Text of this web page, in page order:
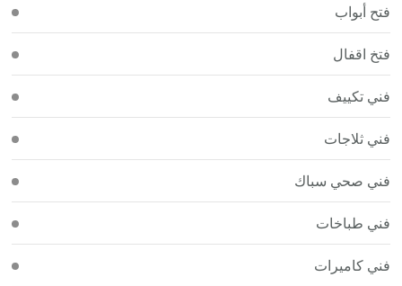
فتح أبواب
فتخ اقفال
فني تكييف
فني ثلاجات
فني صحي سباك
فني طباخات
فني كاميرات